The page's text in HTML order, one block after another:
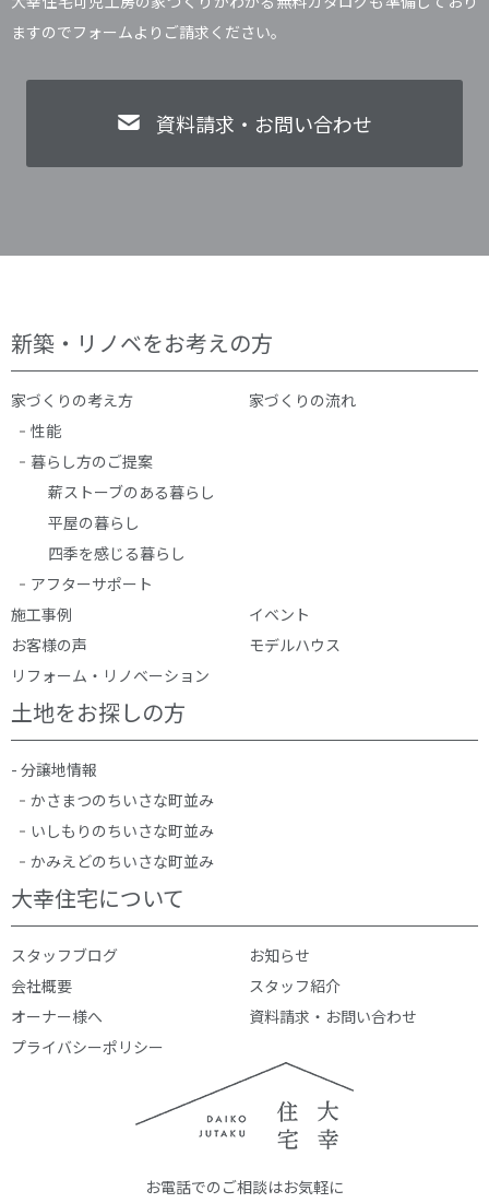
ますのでフォームよりご請求ください。
資料請求・お問い合わせ
お電話でのご相談はお気軽に
新築・リノベをお考えの方
家づくりの考え方
性能
暮らし方のご提案
薪ストーブのある暮らし
平屋の暮らし
四季を感じる暮らし
アフターサポート
家づくりの流れ
施工事例
イベント
お客様の声
モデルハウス
リフォーム・リノベーション
土地をお探しの方
- 分譲地情報
かさまつのちいさな町並み
いしもりのちいさな町並み
かみえどのちいさな町並み
大幸住宅について
スタッフブログ
お知らせ
会社概要
スタッフ紹介
オーナー様へ
資料請求・お問い合わせ
プライバシーポリシー